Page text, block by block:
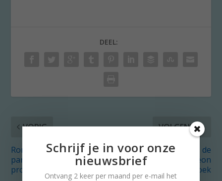
DEEL:
VORIG
Romantiek in Parijs:
parfum ruiken en thee
proeven
VOLGENDE
Hemd van het Lijf: de
andere print in Léon
Pijls’ broek
Schrijf je in voor onze
nieuwsbrief
Ontvang 2 keer per maand per e-mail het